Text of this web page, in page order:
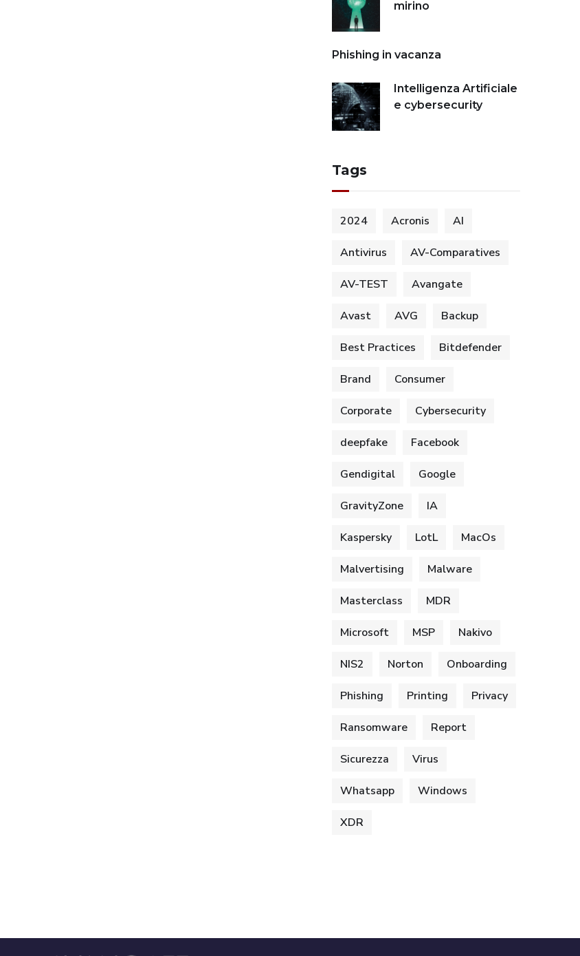
mirino
Phishing in vacanza
Intelligenza Artificiale
e cybersecurity
Tags
2024 Acronis AI
Antivirus AV-Comparatives
AV-TEST Avangate
Avast AVG Backup
Best Practices Bitdefender
Brand Consumer
Corporate Cybersecurity
deepfake Facebook
Gendigital Google
GravityZone IA
Kaspersky LotL MacOs
Malvertising Malware
Masterclass MDR
Microsoft MSP Nakivo
NIS2 Norton Onboarding
Phishing Printing Privacy
Ransomware Report
Sicurezza Virus
Whatsapp Windows
XDR